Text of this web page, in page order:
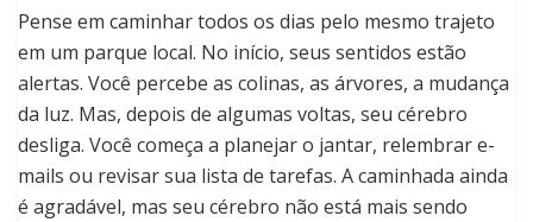
Pense em caminhar todos os dias pelo mesmo trajeto
em um parque local. No início, seus sentidos estão
alertas. Você percebe as colinas, as árvores, a mudança
da luz. Mas, depois de algumas voltas, seu cérebro
desliga. Você começa a planejar o jantar, relembrar e-
mails ou revisar sua lista de tarefas. A caminhada ainda
é agradável, mas seu cérebro não está mais sendo